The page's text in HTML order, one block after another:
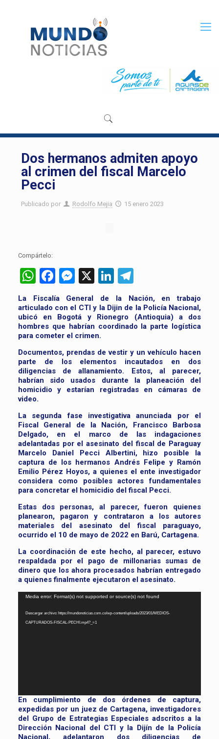
Dos hermanos admiten apoyo
al crimen del fiscal Marcelo
Pecci
Publicado por Rodolfo Mejia 15 enero 2023
Compártelo:
WhatsApp
Facebook
Messenger
X LinkedIn
La Fiscalía General de la Nación, en trabajo
articulado con el CTI y la Dijin de la Policía Nacional,
ubicó en Bogotá y Rionegro (Antioquia) a dos
hombres que habrían coordinado la parte logística
para cometer el crimen.
Documentos, prendas de vestir y un vehículo hacen
parte de los elementos incautados en dos
diligencias de allanamiento. Estos, al parecer,
habrían sido usados durante la planeación del
homicidio y estarían registradas en cámaras de
video.
La segunda fase investigativa anunciada por el
Fiscal General de la Nación, Francisco Barbosa
Delgado, en el marco de las indagaciones
adelantadas por el asesinato del fiscal de Paraguay
Marcelo Daniel Pecci Albertini, hizo posible la
captura de los hermanos Andrés Felipe y Ramón
Emilio Pérez Hoyos, a quienes el ente investigador
considera como posibles actores fundamentales
para concretar el homicidio del fiscal Pecci.
Estas dos personas, al parecer, fueron quienes
planearon, pagaron y contrataron a los autores
materiales del asesinato del fiscal paraguayo,
ocurrido el 10 de mayo de 2022 en Barú, Cartagena.
La coordinación de este hecho, al parecer, estuvo
respaldada por el pago de millonarias sumas de
dinero que los ahora procesados habrían entregado
a quienes finalmente ejecutaron el asesinato.
Reproductor
vídeo
Media error: Format(s) not supported or source(s) not found
Descargar archivo: https://mundonoticias.com.co/wp-content/uploads/2023/01/MEDIOS-
CAPTURADOS-FISCAL-PECHI.mp4?_=1
En cumplimiento de dos órdenes de captura,
expedidas por un juez de Cartagena, investigadores
del Grupo de Estrategias Especiales adscritos a la
Dirección Nacional del CTI y la Dijín de la Policía
Nacional, adelantaron dos diligencias de